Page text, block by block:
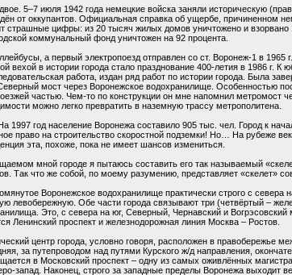
5–7 июля 1942 года немецкие войска заняли историческую
от оккупантов. Официальная справка об ущербе, причиненном
страшные цифры: из 20 тысяч жилых домов уничтожено и
коммунальный фонд уничтожен на 92 процента.
а первый электропоезд отправлен со ст. Воронеж-1 в
вехой в истории города стало празднование 400-летия в 1986 г.
работа, издан ряд работ по истории города. Была
мост через Воронежское водохранилище. Особенностью
частью. Чем-то по конструкции он мне напомнил метромост
можно легко превратить в наземную трассу метрополитена.
1997 год население Воронежа составило 905 тыс. чел. Город к
право на строительство скоростной подземки! Но… На рубеже
эта, похоже, пока не имеет шансов измениться.
мной городе я пытаюсь составить его так называемый
Так что же собой, по моему разумению, представляет «скелет»
Воронежское водохранилище практически строго с
левобережную. Обе части города связывают три (четвёртый –
Это, с севера на юг, Северный, Чернавский и
Ленинский проспект и железнодорожная линия Москва – Ростов.
центр города, условно говоря, расположен в правобережье
за путепроводом над путями Курского ж/д направления,
в Московский проспект – одну из самых оживлённых
запад. Наконец, строго за западные пределы Воронежа выходит